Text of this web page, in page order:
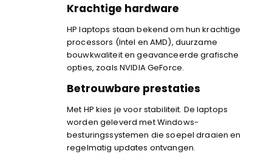
Krachtige hardware
HP laptops staan bekend om hun krachtige
processors (Intel en AMD), duurzame
bouwkwaliteit en geavanceerde grafische
opties, zoals NVIDIA GeForce.
Betrouwbare prestaties
Met HP kies je voor stabiliteit. De laptops
worden geleverd met Windows-
besturingssystemen die soepel draaien en
regelmatig updates ontvangen.